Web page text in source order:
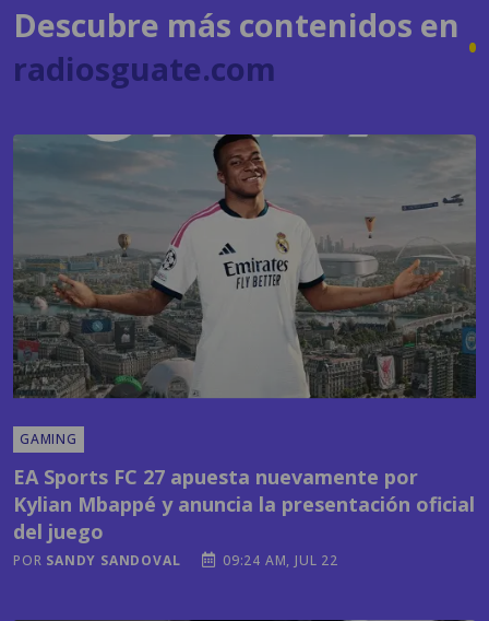
Descubre más contenidos en
radiosguate.com
GAMING
EA Sports FC 27 apuesta nuevamente por
Kylian Mbappé y anuncia la presentación oficial
del juego
POR SANDY SANDOVAL 09:24 AM, JUL 22